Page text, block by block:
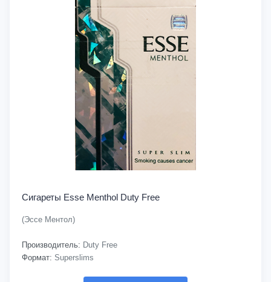
Сигареты Esse Menthol Duty Free
(Эссе Ментол)
Производитель: Duty Free
Формат: Superslims